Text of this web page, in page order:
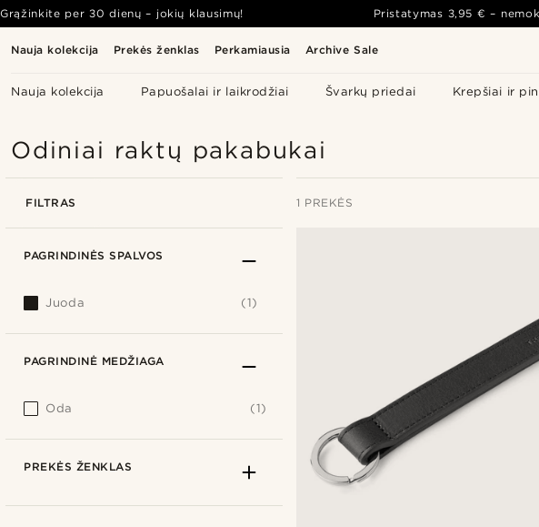
Nauja kolekcija Prekės ženklas Perkamiausia Archive Sale
Nauja kolekcija Papuošalai ir laikrodžiai Švarkų priedai Krepšiai ir
Grąžinkite per 30 dienų – jokių klausimų! Pristatymas 3,95 € –
Odiniai raktų pakabukai
FILTRAS 1 PREKĖS
PAGRINDINĖS SPALVOS
Juoda (1)
PAGRINDINĖ MEDŽIAGA
Oda (1)
PREKĖS ŽENKLAS